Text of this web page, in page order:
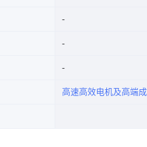
高速高效电机及高端